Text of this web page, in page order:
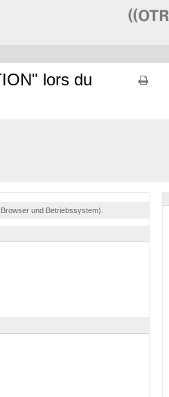
lors du
und Betriebssystem).